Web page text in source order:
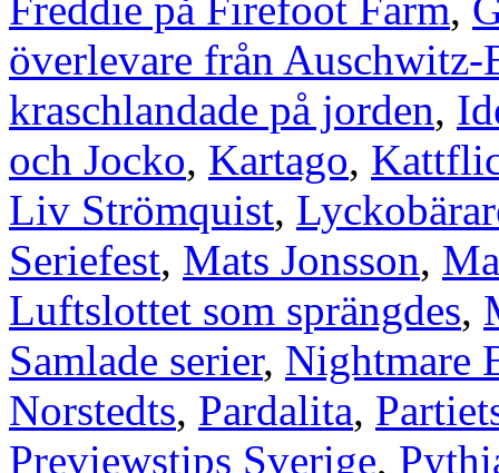
överlevare från Auschwitz-
kraschlandade på jorden,
och Jocko, Kartago,
Liv Strömquist,
Seriefest, Mats Jonsson,
Luftslottet som sprängdes,
Samlade serier, Nightmare
Norstedts, Pardalita,
Previewstips Sverige,